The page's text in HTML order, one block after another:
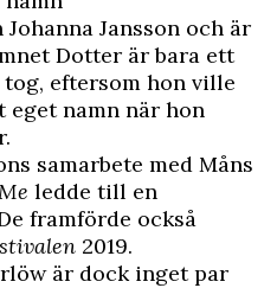
Jansson och är
Dotter är bara ett
eftersom hon ville
eget namn när hon
samarbete med Måns
ledde till en
framförde också
2019.
är dock inget par